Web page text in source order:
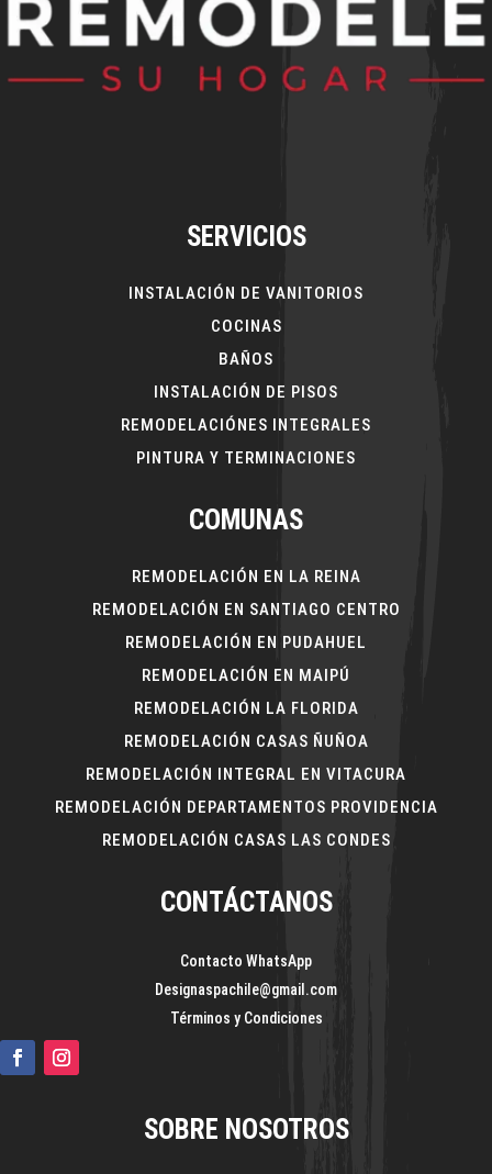
SERVICIOS
INSTALACIÓN DE VANITORIOS
COCINAS
BAÑOS
INSTALACIÓN DE PISOS
REMODELACIÓNES INTEGRALES
PINTURA Y TERMINACIONES
COMUNAS
REMODELACIÓN EN LA REINA
REMODELACIÓN EN SANTIAGO CENTRO
REMODELACIÓN EN PUDAHUEL
REMODELACIÓN EN MAIPÚ
REMODELACIÓN LA FLORIDA
REMODELACIÓN CASAS ÑUÑOA
REMODELACIÓN INTEGRAL EN VITACURA
REMODELACIÓN DEPARTAMENTOS PROVIDENCIA
REMODELACIÓN CASAS LAS CONDES
CONTÁCTANOS
Contacto WhatsApp
Designaspachile@gmail.com
Términos y Condiciones
SOBRE NOSOTROS